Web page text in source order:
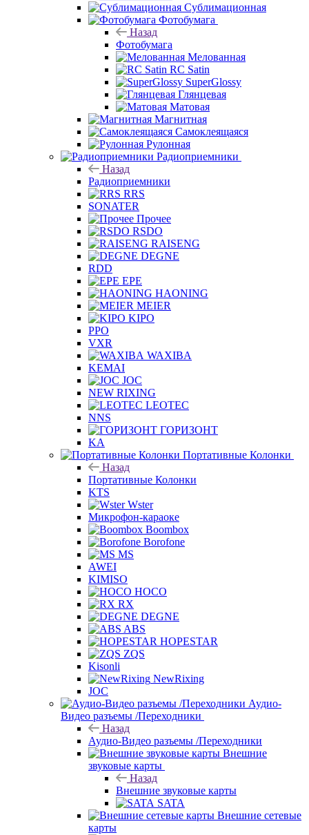
Сублимационная
Фотобумага
Назад
Фотобумага
Мелованная
RC Satin
SuperGlossy
Глянцевая
Матовая
Магнитная
Самоклеящаяся
Рулонная
Радиоприемники
Назад
Радиоприемники
RRS
SONATER
Прочее
RSDO
RAISENG
DEGNE
RDD
EPE
HAONING
MEIER
KIPO
PPO
VXR
WAXIBA
KEMAI
JOC
NEW RIXING
LEOTEC
NNS
ГОРИЗОНТ
KA
Портативные Колонки
Назад
Портативные Колонки
KTS
Wster
Микрофон-караоке
Boombox
Borofone
MS
AWEI
KIMISO
HOCO
RX
DEGNE
ABS
HOPESTAR
ZQS
Kisonli
NewRixing
JOC
Аудио-
Видео разъемы /Переходники
Назад
Аудио-Видео разъемы /Переходники
Внешние
звуковые карты
Назад
Внешние звуковые карты
SATA
Внешние сетевые
карты